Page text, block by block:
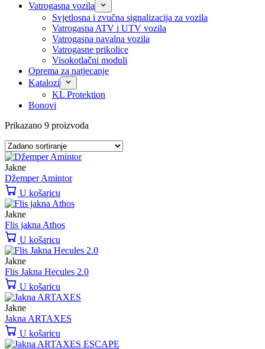
Vatrogasna vozila
Svjetlosna i zvučna signalizacija za vozila
Vatrogasna ATV i UTV vozila
Vatrogasna navalna vozila
Vatrogasne prikolice
Visokotlačni moduli
Oprema za natjecanje
Katalozi
KL Protektion
Bonovi
Prikazano 9 proizvoda
Jakne
Džemper Amintor
U košaricu
Jakne
Flis jakna Athos
U košaricu
Jakne
Flis Jakna Hecules 2.0
U košaricu
Jakne
Jakna ARTAXES
U košaricu